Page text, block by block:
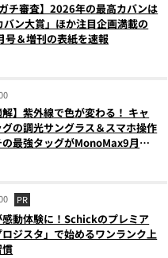
チ審査】2026年の最高カバンは
バン大賞」ほか注目企画満載の
＆増刊の表紙を速報
解】紫外線で色が変わる！ キャ
の調光サングラス＆スマホ操作
の最強タッグがMonoMax9月号
PR
動体験に！Schickのプレミア
ジスタ」で始めるワンランク上